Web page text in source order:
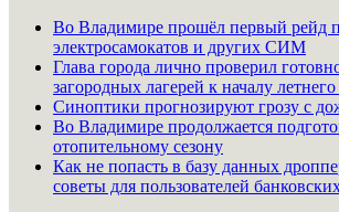
Во Владимире прошёл первый рейд
электросамокатов и других СИМ
Глава города лично проверил
загородных лагерей к началу летнего
Синоптики прогнозируют грозу с
Во Владимире продолжается
отопительному сезону
Как не попасть в базу данных
советы для пользователей